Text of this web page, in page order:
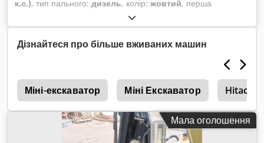
к.с.), тип пального: дизель, колір: жовтий, перша
, Рік виготовлення:
4 966 h,
Дізнайтеся про більше вживаних машин
Міні-екскаватор Міні Екскаватор Hitachi
Мала оголошення